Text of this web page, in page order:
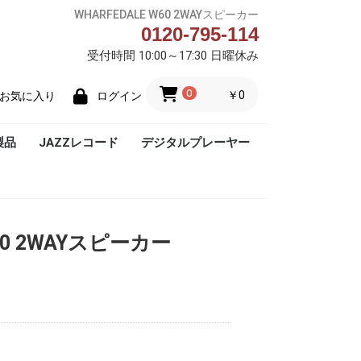
WHARFEDALE W60 2WAYスピーカー
0120-795-114
受付時間 10:00～17:30 日曜休み
お気に入り ログイン 0 ￥0
品 JAZZレコード デジタルプレーヤー
2WAYスピーカー